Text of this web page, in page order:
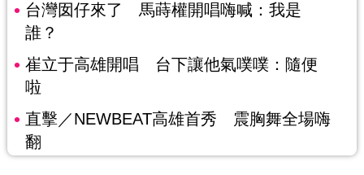
台灣囡仔來了 馬蒔權開唱嗨喊：我是
誰？
崔立于高雄開唱 台下讓他氣噗噗：隨便
啦
直擊／NEWBEAT高雄首秀 震胸舞全場嗨
翻